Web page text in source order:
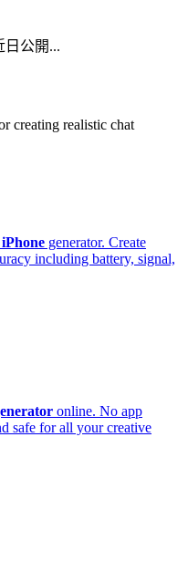
日公開...
creating realistic chat
iPhone generator. Create
including battery, signal,
online. No app
safe for all your creative